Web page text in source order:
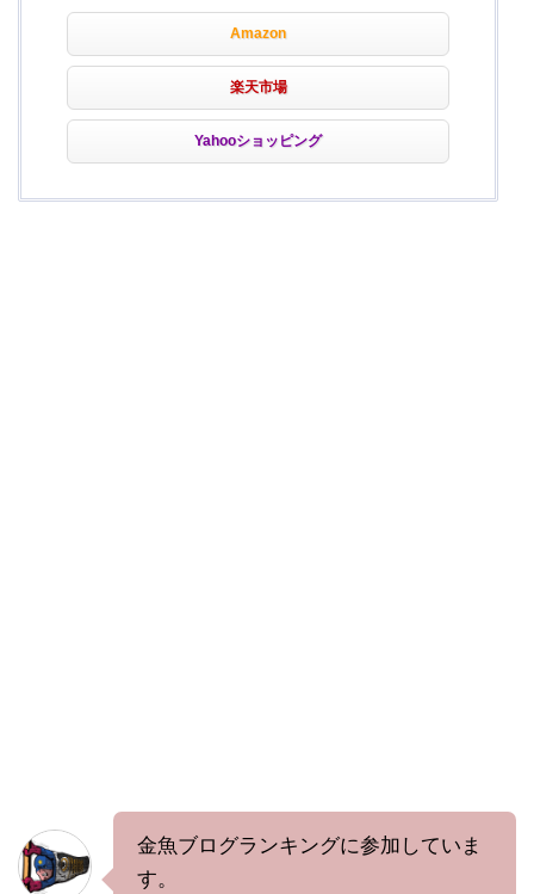
Amazon
楽天市場
Yahooショッピング
金魚ブログランキングに参加していま
す。